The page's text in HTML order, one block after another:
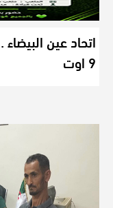
اتحاد عين
9 اوت